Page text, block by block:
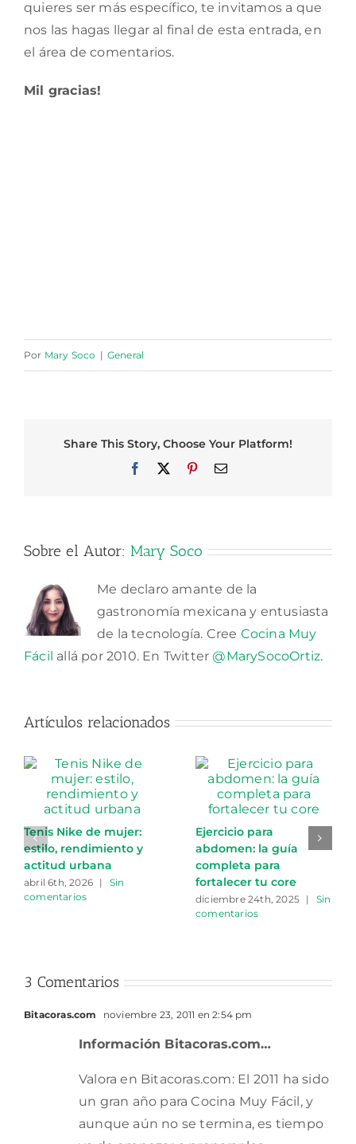
quieres ser más específico, te invitamos a que
nos las hagas llegar al final de esta entrada, en
el área de comentarios.
Mil gracias!
Por Mary Soco | General
Share This Story, Choose Your Platform!
Facebook PinterestCorreo
Sobre el Autor: Mary Soco
Me declaro amante de la
gastronomía mexicana y entusiasta
de la tecnología. Cree Cocina Muy
Fácil allá por 2010. En Twitter@MarySocoOrtiz.
Artículos relacionados
Tenis Nike de mujer:
estilo, rendimiento y
actitud urbana
abril 6th, 2026 |
Sin
comentarios
Ejercicio para
abdomen: la guía
completa para
fortalecer tu core
diciembre 24th, 2025 |
Sin
comentarios
3 Comentarios
Bitacoras.com noviembre 23, 2011 en 2:54 pm
Información Bitacoras.com…
Valora en Bitacoras.com: El 2011 ha sido
un gran año para Cocina Muy Fácil, y
aunque aún no se termina, es tiempo